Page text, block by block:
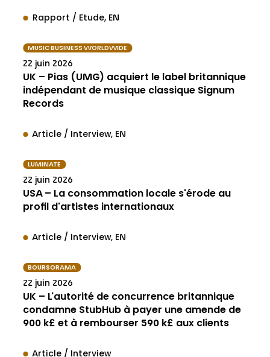
Rapport / Etude EN
MUSIC BUSINESS WORLDWIDE
22 juin 2026
UK – Pias (UMG) acquiert le label britannique
indépendant de musique classique Signum
Records
Article / Interview EN
LUMINATE
22 juin 2026
USA – La consommation locale s'érode au
profil d'artistes internationaux
Article / Interview EN
BOURSORAMA
22 juin 2026
UK – L'autorité de concurrence britannique
condamne StubHub à payer une amende de
900 k£ et à rembourser 590 k£ aux clients
Article / Interview